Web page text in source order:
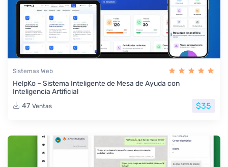
Sistemas Web
HelpKo – Sistema Inteligente de Mesa de Ayuda con
Inteligencia Artificial
47 Ventas $35